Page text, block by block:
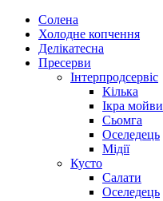
Солена
Холодне копчення
Делікатесна
Пресерви
Інтерпродсервіс
Кілька
Ікра мойви
Сьомга
Оселедець
Мідії
Кусто
Салати
Оселедець